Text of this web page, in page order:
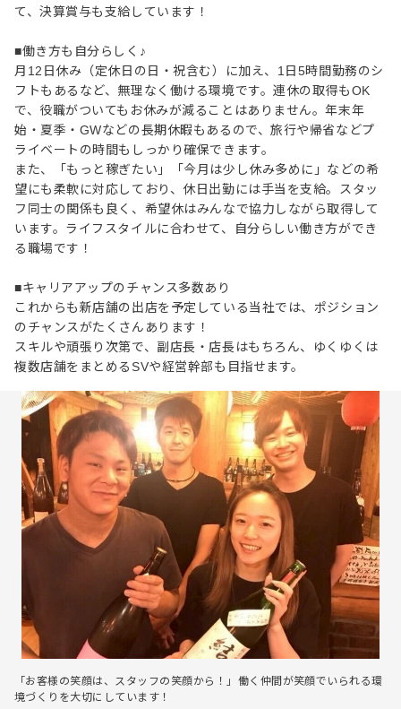
て、決算賞与も支給しています！
■働き方も自分らしく♪
月12日休み（定休日の日・祝含む）に加え、1日5時間勤務のシ
フトもあるなど、無理なく働ける環境です。連休の取得もOK
で、役職がついてもお休みが減ることはありません。年末年
始・夏季・GWなどの長期休暇もあるので、旅行や帰省などプ
ライベートの時間もしっかり確保できます。
また、「もっと稼ぎたい」「今月は少し休み多めに」などの希
望にも柔軟に対応しており、休日出勤には手当を支給。スタッ
フ同士の関係も良く、希望休はみんなで協力しながら取得して
います。ライフスタイルに合わせて、自分らしい働き方ができ
る職場です！
■キャリアアップのチャンス多数あり
これからも新店舗の出店を予定している当社では、ポジション
のチャンスがたくさんあります！
スキルや頑張り次第で、副店長・店長はもちろん、ゆくゆくは
複数店舗をまとめるSVや経営幹部も目指せます。
「お客様の笑顔は、スタッフの笑顔から！」働く仲間が笑顔でいられる環
境づくりを大切にしています！